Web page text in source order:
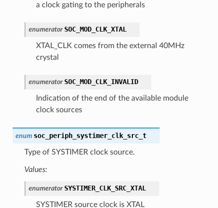
a clock gating to the peripherals
enumerator SOC_MOD_CLK_XTAL
XTAL_CLK comes from the external 40MHz
crystal
enumerator SOC_MOD_CLK_INVALID
Indication of the end of the available module
clock sources
enum soc_periph_systimer_clk_src_t
Type of SYSTIMER clock source.
Values:
enumerator SYSTIMER_CLK_SRC_XTAL
SYSTIMER source clock is XTAL